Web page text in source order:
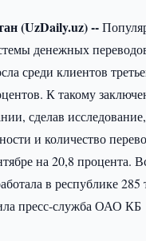
(UzDaily.uz) --
денежных
среди клиентов
К такому
сделав исследование,
и количество
на 20,8 процента.
в республике 285
пресс-служба ОАО КБ